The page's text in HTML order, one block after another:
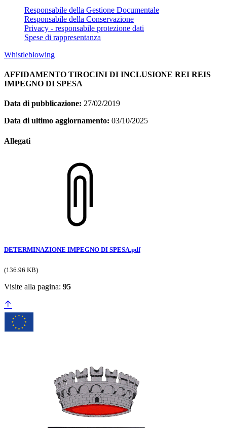
Responsabile della Gestione Documentale
Responsabile della Conservazione
Privacy - responsabile protezione dati
Spese di rappresentanza
Whistleblowing
AFFIDAMENTO TIROCINI DI INCLUSIONE REI REIS
IMPEGNO DI SPESA
Data di pubblicazione: 27/02/2019
Data di ultimo aggiornamento: 03/10/2025
Allegati
DETERMINAZIONE IMPEGNO DI SPESA.pdf
(136.96 KB)
Visite alla pagina: 95